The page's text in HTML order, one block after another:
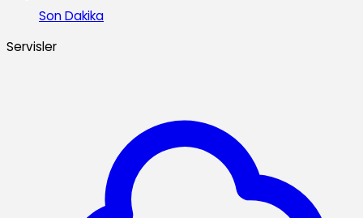
Son Dakika
Servisler